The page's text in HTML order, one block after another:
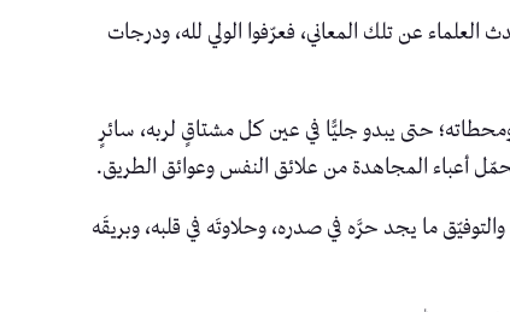
عن تلك المعاني، فعرّفوا الولي لله، ودرجات
حتى يبدو جليًّا في عين كل مشتاقٍ لربه، سائرٍ
أعباء المجاهدة من علائق النفس وعوائق الطريق.
ما يجد حرَّه في صدره، وحلاوتَه في قلبه، وبريقَه